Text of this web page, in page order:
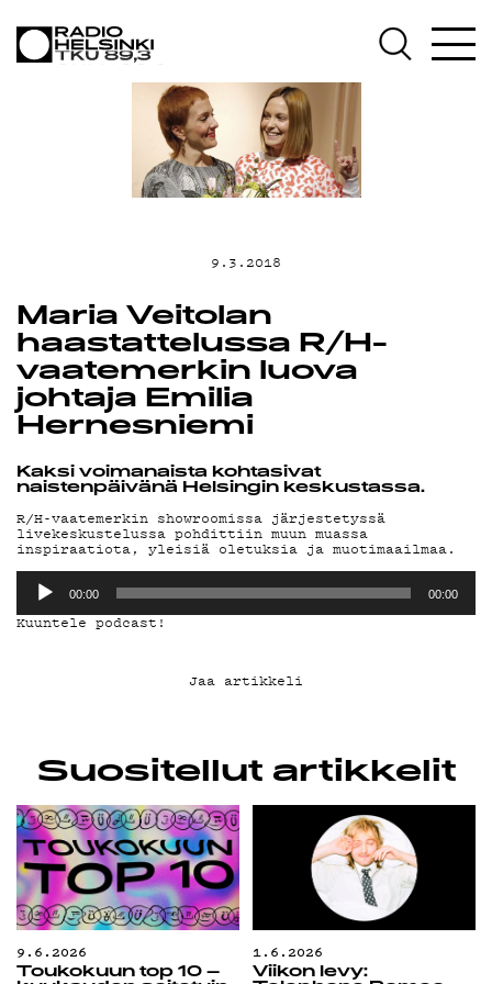
AJANKOHTAISTA
OHJELMAT
TEKIJÄT
ON-DEMAND
PODCAST
MAINOSTA
YHTEYSTIEDOT
G LIVELAB
YSTÄVÄKLUBI
TIETOSUOJA
9.3.2018
Maria Veitolan
haastattelussa R/H-
vaatemerkin luova
johtaja Emilia
Hernesniemi
Kaksi voimanaista kohtasivat
naistenpäivänä Helsingin keskustassa.
R/H-vaatemerkin showroomissa järjestetyssä
livekeskustelussa pohdittiin muun muassa
inspiraatiota, yleisiä oletuksia ja muotimaailmaa.
Äänitoistin
00:00 00:00
Kuuntele podcast!
Jaa artikkeli
Suositellut artikkelit
9.6.2026
Toukokuun top 10 –
1.6.2026
Viikon levy: